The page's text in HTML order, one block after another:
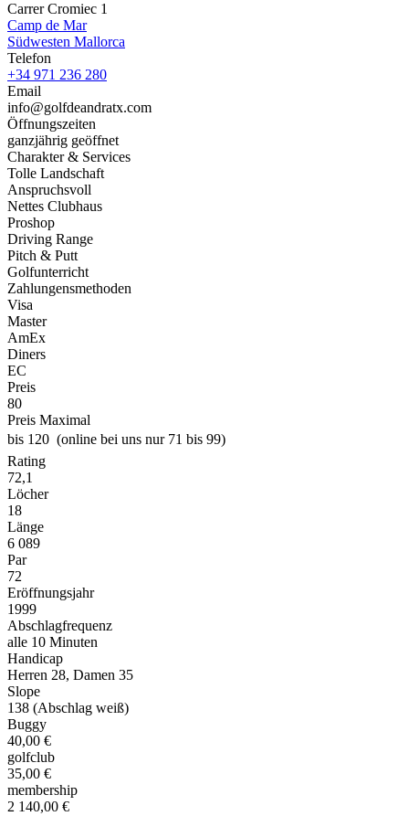
Carrer Cromiec 1
Camp de Mar
Südwesten Mallorca
Telefon
+34 971 236 280
Email
info@golfdeandratx.com
Öffnungszeiten
ganzjährig geöffnet
Charakter & Services
Tolle Landschaft
Anspruchsvoll
Nettes Clubhaus
Proshop
Driving Range
Pitch & Putt
Golfunterricht
Zahlungensmethoden
Visa
Master
AmEx
Diners
EC
Preis
80
Preis Maximal
bis 120  (online bei uns nur 71 bis 99)
Rating
72,1
Löcher
18
Länge
6 089
Par
72
Eröffnungsjahr
1999
Abschlagfrequenz
alle 10 Minuten
Handicap
Herren 28, Damen 35
Slope
138 (Abschlag weiß)
Buggy
40,00 €
golfclub
35,00 €
membership
2 140,00 €